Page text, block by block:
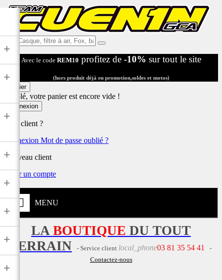
Ex:
Casque,
filtre
air,
Fox,
...
Avec le code REM10 profitez de -10% sur tout le site
(hors produit déjà en promotion,soldes et motos)
Panier
Désolé, votre panier est encore vide !
Connexion
Déjà client ?
Connexion Mot de passe oublié ?
Nouveau client
Créer un compte
MENU
+
+
+
+
+
+
+
+
LA BOUTIQUE DU TOUT
TERRAIN
- Service client local_phone03 81 35 54 41
-
Contactez-nous